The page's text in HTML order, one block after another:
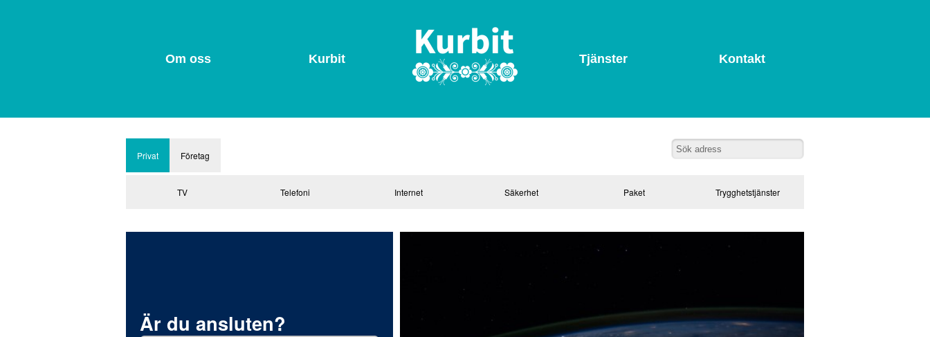
Om oss Kurbit Tjänster Kontakt
Privat Företag
TV Telefoni Internet Säkerhet Paket Trygghetstjänster
Är du ansluten?